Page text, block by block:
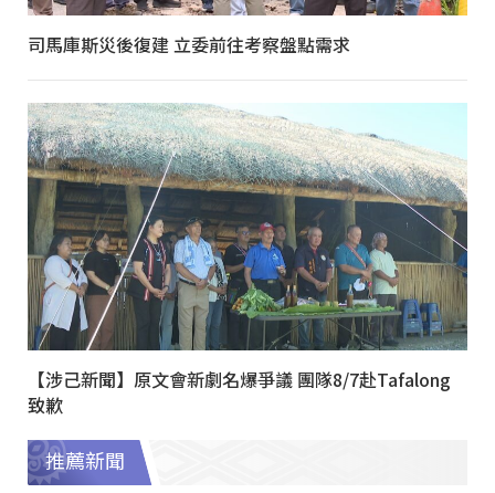
司馬庫斯災後復建 立委前往考察盤點需求
【涉己新聞】原文會新劇名爆爭議 團隊8/7赴Tafalong
致歉
推薦新聞